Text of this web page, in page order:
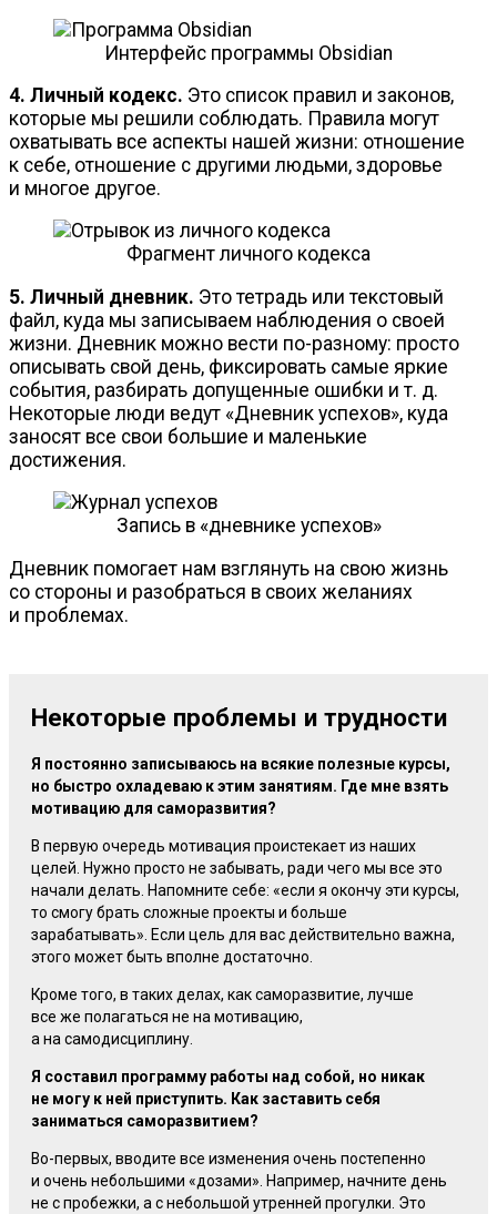
Интерфейс программы Obsidian
4. Личный кодекс. Это список правил и законов,
которые мы решили соблюдать. Правила могут
охватывать все аспекты нашей жизни: отношение
к себе, отношение с другими людьми, здоровье
и многое другое.
Фрагмент личного кодекса
5. Личный дневник. Это тетрадь или текстовый
файл, куда мы записываем наблюдения о своей
жизни. Дневник можно вести по-разному: просто
описывать свой день, фиксировать самые яркие
события, разбирать допущенные ошибки и т. д.
Некоторые люди ведут «Дневник успехов», куда
заносят все свои большие и маленькие
достижения.
Запись в «дневнике успехов»
Дневник помогает нам взглянуть на свою жизнь
со стороны и разобраться в своих желаниях
и проблемах.
Некоторые проблемы и трудности
Я постоянно записываюсь на всякие полезные курсы,
но быстро охладеваю к этим занятиям. Где мне взять
мотивацию для саморазвития?
В первую очередь мотивация проистекает из наших
целей. Нужно просто не забывать, ради чего мы все это
начали делать. Напомните себе: «если я окончу эти курсы,
то смогу брать сложные проекты и больше
зарабатывать». Если цель для вас действительно важна,
этого может быть вполне достаточно.
Кроме того, в таких делах, как саморазвитие, лучше
все же полагаться не на мотивацию,
а на самодисциплину.
Я составил программу работы над собой, но никак
не могу к ней приступить. Как заставить себя
заниматься саморазвитием?
Во-первых, вводите все изменения очень постепенно
и очень небольшими «дозами». Например, начните день
не с пробежки, а с небольшой утренней прогулки. Это